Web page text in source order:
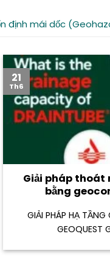
định mái dốc
Giải pháp thoát
bằng
GIẢI PHÁP HẠ
21
Th6